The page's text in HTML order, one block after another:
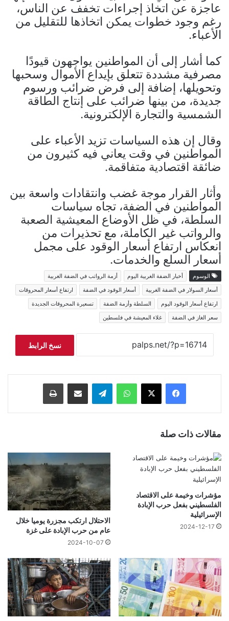
عاجزة عن اتخاذ إجراءات تخفف عن الناس،
رغم وجود خطوات يمكن اتخاذها للتقليل من
الأعباء.
كما أشار إلى أن المواطنين يواجهون قيودًا
مصرفية مشددة تتعلق بإيداع الأموال وسحبها
وتحويلها، إضافة إلى فرض ضرائب ورسوم
جديدة، من بينها ضرائب على إنتاج الطاقة
الشمسية والتجارة الإلكترونية.
وقال إن هذه السياسات تزيد الأعباء على
المواطنين في وقت يعاني فيه كثيرون من
ضائقة اقتصادية متفاقمة.
وأثار القرار موجة غضب وانتقادات واسعة بين
المواطنين في الضفة، تجاه سياسات
السلطة، في ظل الأوضاع المعيشية الصعبة
والرواتب غير الكاملة، مع تحذيرات من
انعكاس ارتفاع أسعار الوقود على مجمل
أسعار السلع والخدمات.
الوسوم أخبار الضفة الغربية اليوم
أزمة الرواتب في الضفة الغربية
أسعار السولار في الضفة الغربية
أسعار الوقود في الضفة
ارتفاع أسعار المحروقات
ارتفاع أسعار الوقود اليوم
السلطة وأزمة الضفة
تسعيرة المحروقات الجديدة
سعر الغاز في الضفة
غلاء المعيشة في فلسطين
نسخ الرابط
فيسبوك ‫X واتساب تيلقرام مشاركة عبر البريد طباعة
مقالات ذات صلة
مؤشرات وخيمة على الاقتصاد
الفلسطيني بفعل حرب الإبادة
الإسرائيلية
2024-12-17
الاحتلال ارتكب مجزرة يوميا خلال
عام من حرب الإبادة على غزة
2024-10-07